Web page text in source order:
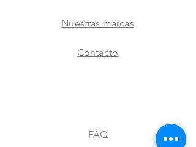
Nuestras marcas
Contacto
FAQ